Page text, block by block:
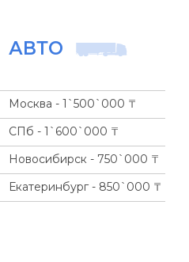
АВТО
Москва - 1`500`000 ₸
СПб - 1`600`000 ₸
Новосибирск - 750`000 ₸
Екатеринбург - 850`000 ₸